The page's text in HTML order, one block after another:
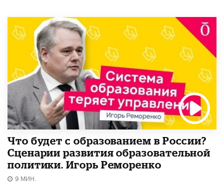
Что будет с образованием в России?
Сценарии развития образовательной
политики. Игорь Реморенко
9 МИН.